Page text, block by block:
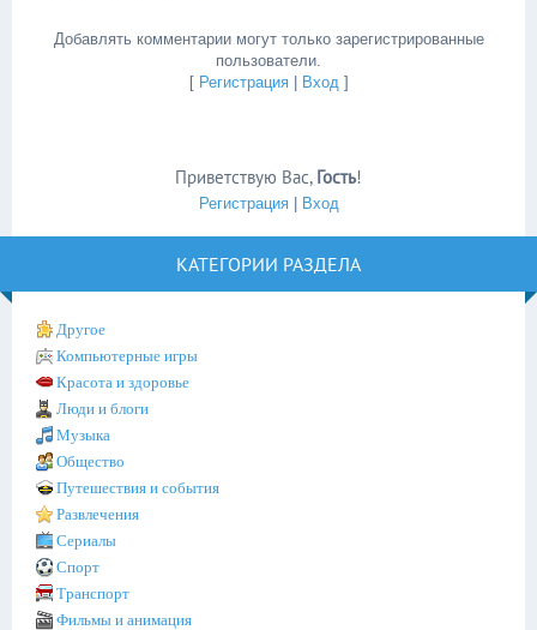
Добавлять комментарии могут только зарегистрированные
пользователи.
[ Регистрация| Вход]
Приветствую Вас, Гость!
Регистрация| Вход
КАТЕГОРИИ РАЗДЕЛА
Другое
Компьютерные игры
Красота и здоровье
Люди и блоги
Музыка
Общество
Путешествия и события
Развлечения
Сериалы
Спорт
Транспорт
Фильмы и анимация